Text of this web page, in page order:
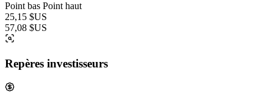
Point bas Point haut
25,15 $US
57,08 $US
Repères investisseurs